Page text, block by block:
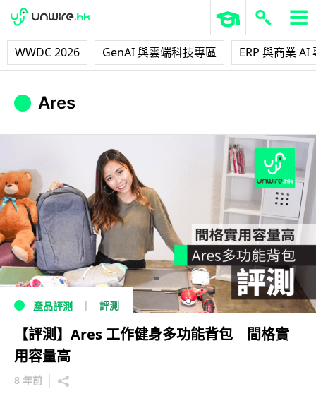
WWDC 2026 GenAI 與雲端科技專區 ERP 與商業 AI
Ares
產品評測 評測
【評測】Ares 工作健身多功能背包 間格實
用容量高
8 年前